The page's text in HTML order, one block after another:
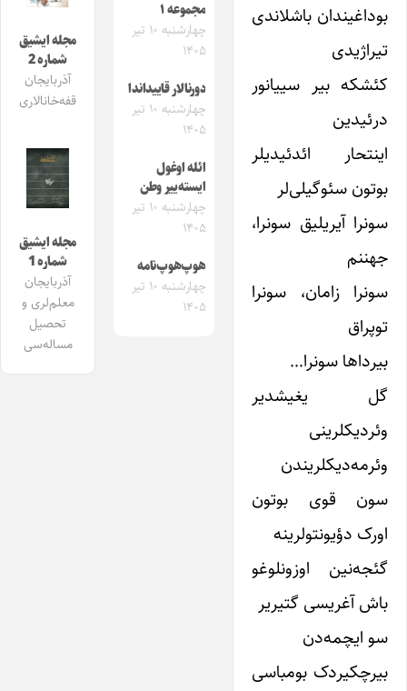
بوداغیندان باشلاندی
تیراژیدی
کئشکه بیر سییانور
درئیدین
اینتحار ائدئیدیلر
بوتون سئوگیلی‌لر
سونرا آیریلیق سونرا،
جهننم
سونرا زامان، سونرا
توپراق
بیرداها سونرا…
گل یغیشدیر
وئردیکلرینی
وئرمه‌دیکلریندن
سون قوی بوتون
اورک دؤیونتولرینه
گئجه‌نین اوزونلوغو
باش آغریسی گتیریر
سو ایچمه‌دن
بیرچکیردک بومباسی
مجموعه ۱
چهارشنبه ۱۰ تیر
۱۴۰۵
دورنالار قاییداندا
چهارشنبه ۱۰ تیر
۱۴۰۵
ائله اوغول
ایسته‌ییر وطن
چهارشنبه ۱۰ تیر
۱۴۰۵
هوپ‌هوپ‌نامه
چهارشنبه ۱۰ تیر
۱۴۰۵
مجله ایشیق
شماره 2
آذربایجان
قفه‌خانالاری
مجله ایشیق
شماره 1
آذربایجان
معلم‌لری و
تحصیل
مساله‌سی